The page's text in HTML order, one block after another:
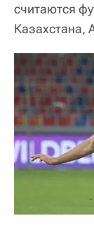
считаются
Казахстана,